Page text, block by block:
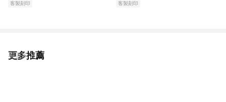
客製刻印
物NOV14
客製刻印
更多推薦
看更多